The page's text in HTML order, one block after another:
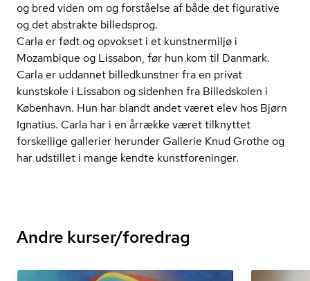
og bred viden om og forståelse af både det figurative
og det abstrakte billedsprog.
Carla er født og opvokset i et kunstnermiljø i
Mozambique og Lissabon, før hun kom til Danmark.
Carla er uddannet billedkunstner fra en privat
kunstskole i Lissabon og sidenhen fra Billedskolen i
København. Hun har blandt andet været elev hos Bjørn
Ignatius. Carla har i en årrække været tilknyttet
forskellige gallerier herunder Gallerie Knud Grothe og
har udstillet i mange kendte kunst­for­e­nin­ger.
Andre kurser/foredrag